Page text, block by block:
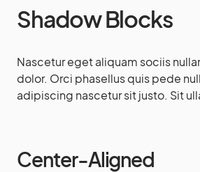
Shadow Blocks
Nascetur eget aliquam sociis
dolor. Orci phasellus quis pede
adipiscing nascetur sit justo. Sit
Center-Aligned